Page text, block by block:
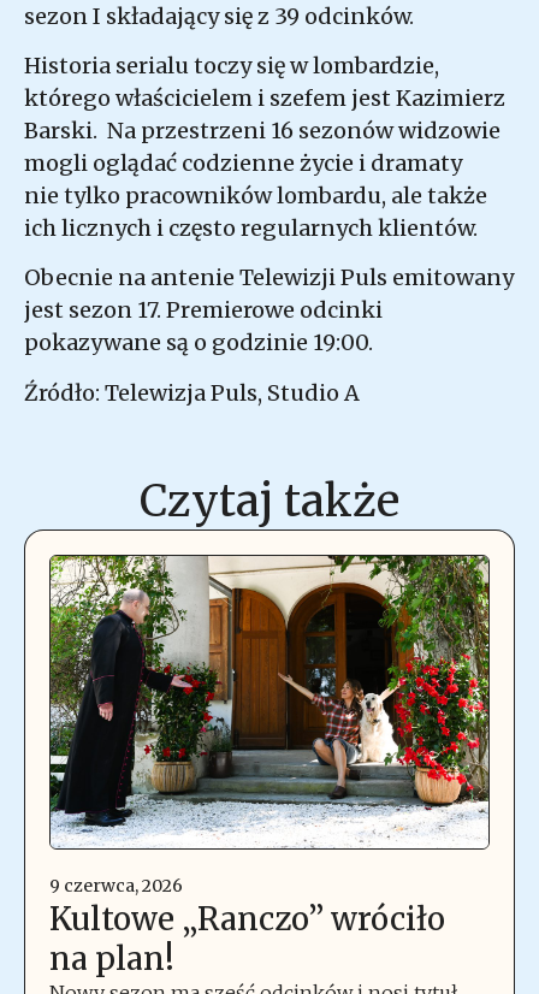
sezon I składający się z 39 odcinków.
Historia serialu toczy się w lombardzie,
którego właścicielem i szefem jest Kazimierz
Barski. Na przestrzeni 16 sezonów widzowie
mogli oglądać codzienne życie i dramaty
nie tylko pracowników lombardu, ale także
ich licznych i często regularnych klientów.
Obecnie na antenie Telewizji Puls emitowany
jest sezon 17. Premierowe odcinki
pokazywane są o godzinie 19:00.
Źródło: Telewizja Puls, Studio A
Czytaj także
9 czerwca, 2026
Kultowe „Ranczo” wróciło
na plan!